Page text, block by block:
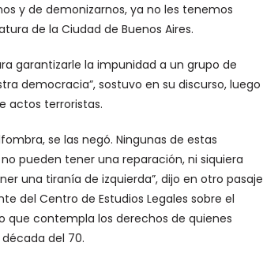
y de demonizarnos, ya no les tenemos
de la Ciudad de Buenos Aires.
garantizarle la impunidad a un grupo de
democracia”, sostuvo en su discurso, luego
actos terroristas.
se las negó. Ningunas de estas
pueden tener una reparación, ni siquiera
una tiranía de izquierda”, dijo en otro pasaje
del Centro de Estudios Legales sobre el
que contempla los derechos de quienes
del 70.